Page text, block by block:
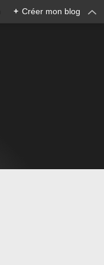
+ Créer mon blog